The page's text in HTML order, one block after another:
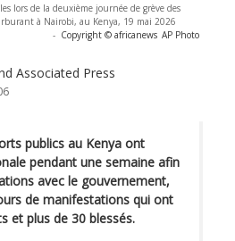
lors de la deuxième journée de grève des
à Nairobi, au Kenya, 19 mai 2026
- Copyright © africanews AP Photo
Associated Press
publics au Kenya ont
pendant une semaine afin
avec le gouvernement,
de manifestations qui ont
et plus de 30 blessés.